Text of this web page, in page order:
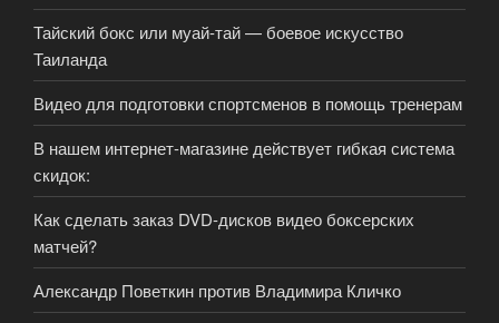
Тайский бокс или муай-тай — боевое искусство
Таиланда
Видео для подготовки спортсменов в помощь тренерам
В нашем интернет-магазине действует гибкая система
скидок:
Как сделать заказ DVD-дисков видео боксерских
матчей?
Александр Поветкин против Владимира Кличко